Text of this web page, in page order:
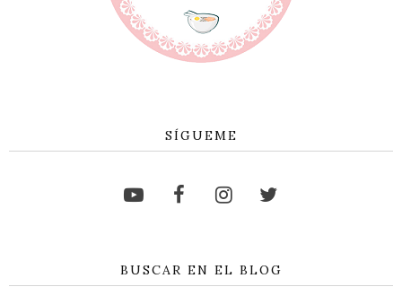
SÍGUEME
BUSCAR EN EL BLOG